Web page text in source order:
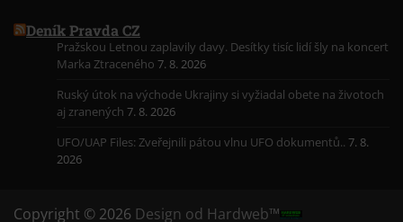
Deník Pravda CZ
Pražskou Letnou zaplavily davy. Desítky tisíc lidí šly na koncert
Marka Ztraceného 7. 8. 2026
Ruský útok na východe Ukrajiny si vyžiadal obete na životoch
aj zranených 7. 8. 2026
UFO/UAP Files: Zveřejnili pátou vlnu UFO dokumentů.. 7. 8.
2026
Copyright © 2026 Design od Hardweb™